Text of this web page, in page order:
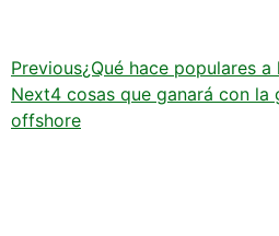
Previous¿Qué hace populares
Next4 cosas que ganará con
offshore